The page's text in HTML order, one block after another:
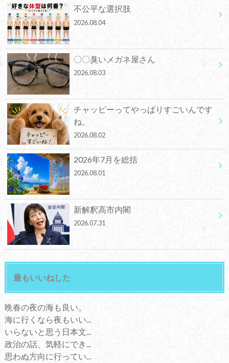
不公平な選択肢
2026.08.04
〇〇臭いメガネ屋さん
2026.08.03
チャッピーってやっぱりすごいんです
ね。
2026.08.02
2026年7月を総括
2026.08.01
新解釈高市内閣
2026.07.31
最もいいねした
晩春の夜の海も良い。
海に行くなら夜もいい...
いらないと思う日本文...
政治の話、気軽にでき...
思わぬ方向に行ってい...